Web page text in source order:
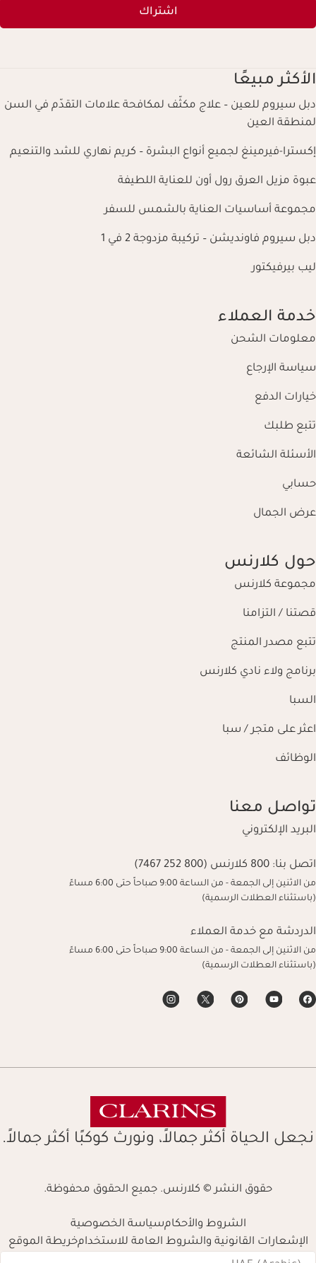
اشتراك
الأكثر مبيعًا
دبل سيروم للعين – علاج مكثّف لمكافحة علامات التقدّم في السن
لمنطقة العين
إكسترا-فيرمينغ لجميع أنواع البشرة – كريم نهاري للشد والتنعيم
عبوة مزيل العرق رول أون للعناية اللطيفة
مجموعة أساسيات العناية بالشمس للسفر
دبل سيروم فاونديشن – تركيبة مزدوجة 2 في 1
ليب بيرفيكتور
خدمة العملاء
معلومات الشحن
سياسة الإرجاع
خيارات الدفع
تتبع طلبك
الأسئلة الشائعة
حسابي
عرض الجمال
حول كلارنس
مجموعة كلارنس
قصتنا / التزامنا
تتبع مصدر المنتج
برنامج ولاء نادي كلارنس
السبا
اعثر على متجر / سبا
الوظائف
تواصل معنا
البريد الإلكتروني
اتصل بنا: 800 كلارنس (800 252 7467)
من الاثنين إلى الجمعة - من الساعة 9:00 صباحاً حتى 6:00 مساءً
(باستثناء العطلات الرسمية)
الدردشة مع خدمة العملاء
من الاثنين إلى الجمعة - من الساعة 9:00 صباحاً حتى 6:00 مساءً
(باستثناء العطلات الرسمية)
نجعل الحياة أكثر جمالاً، ونورث كوكبًا أكثر جمالاً.
حقوق النشر © كلارنس. جميع الحقوق محفوظة.
الشروط والأحكامسياسة الخصوصية
الإشعارات القانونية والشروط العامة للاستخدامخريطة الموقع